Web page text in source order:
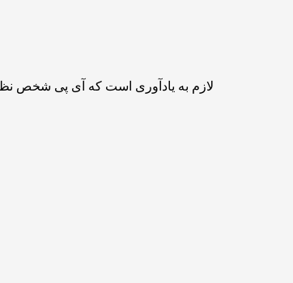
لازم به یادآوری است که آی پی شخص